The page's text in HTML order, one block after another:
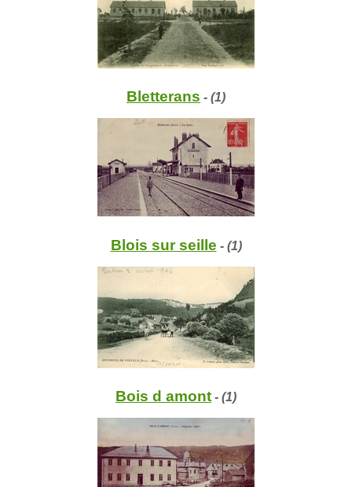
Bletterans - (1)
Blois sur seille - (1)
Bois d amont - (1)